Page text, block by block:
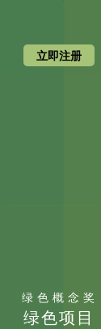
绿色概念奖
绿色项目
立即注册